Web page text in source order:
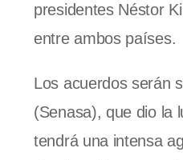
presidentes Néstor
entre ambos países.
Los acuerdos serán
(Senasa), que dio la
tendrá una intensa